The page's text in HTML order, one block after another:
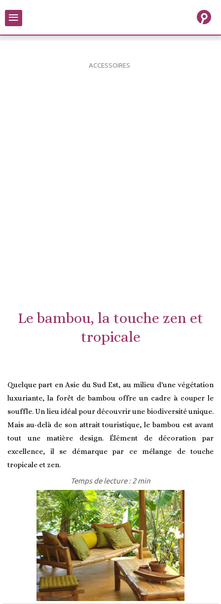
≡
ACCESSOIRES
Le bambou, la touche zen et
tropicale
Quelque part en Asie du Sud Est, au milieu d'une végétation
luxuriante, la forêt de bambou offre un cadre à couper le
souffle. Un lieu idéal pour découvrir une biodiversité unique.
Mais au-delà de son attrait touristique, le bambou est avant
tout une matière design. Élément de décoration par
excellence, il se démarque par ce mélange de touche
tropicale et zen.
Temps de lecture : 2 min